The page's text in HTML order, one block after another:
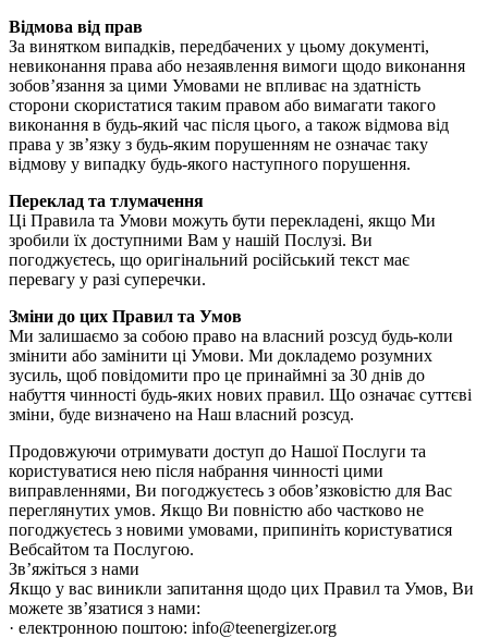
Відмова від прав
За винятком випадків, передбачених у цьому документі,
невиконання права або незаявлення вимоги щодо виконання
зобов’язання за цими Умовами не впливає на здатність
сторони скористатися таким правом або вимагати такого
виконання в будь-який час після цього, а також відмова від
права у зв’язку з будь-яким порушенням не означає таку
відмову у випадку будь-якого наступного порушення.
Переклад та тлумачення
Ці Правила та Умови можуть бути перекладені, якщо Ми
зробили їх доступними Вам у нашій Послузі. Ви
погоджуєтесь, що оригінальний російський текст має
перевагу у разі суперечки.
Зміни до цих Правил та Умов
Ми залишаємо за собою право на власний розсуд будь-коли
змінити або замінити ці Умови. Ми докладемо розумних
зусиль, щоб повідомити про це принаймні за 30 днів до
набуття чинності будь-яких нових правил. Що означає суттєві
зміни, буде визначено на Наш власний розсуд.
Продовжуючи отримувати доступ до Нашої Послуги та
користуватися нею після набрання чинності цими
виправленнями, Ви погоджуєтесь з обов’язковістю для Вас
переглянутих умов. Якщо Ви повністю або частково не
погоджуєтесь з новими умовами, припиніть користуватися
Вебсайтом та Послугою.
Зв’яжіться з нами
Якщо у вас виникли запитання щодо цих Правил та Умов, Ви
можете зв’язатися з нами:
· електронною поштою: info@teenergizer.org